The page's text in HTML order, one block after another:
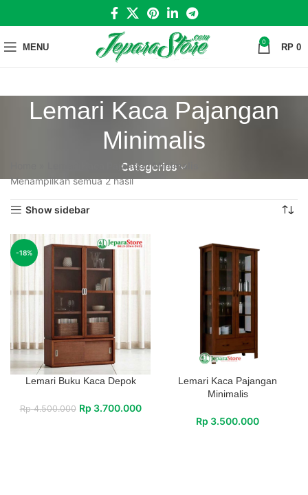
MENU 0 RP 0
Lemari Kaca Pajangan
Minimalis
Categories
Lemari Kaca Pajangan Minimalis
Menampilkan semua 2 hasil
Show sidebar
-18%
Lemari Buku Kaca Depok
Rp4.500.000 Rp 3.700.000
Lemari Kaca Pajangan
Minimalis
Rp 3.500.000